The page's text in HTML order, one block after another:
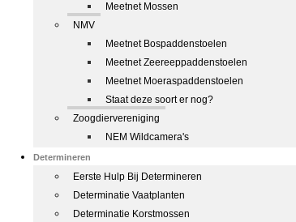
Meetnet Mossen
NMV
Meetnet Bospaddenstoelen
Meetnet Zeereeppaddenstoelen
Meetnet Moeraspaddenstoelen
Staat deze soort er nog?
Zoogdiervereniging
NEM Wildcamera's
Determineren
Eerste Hulp Bij Determineren
Determinatie Vaatplanten
Determinatie Korstmossen